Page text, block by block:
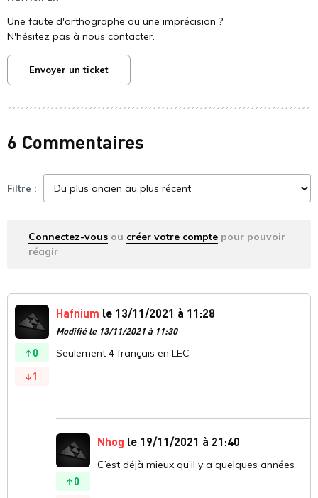
Une faute d'orthographe ou une imprécision ?
N'hésitez pas à nous contacter.
Envoyer un ticket
6 Commentaires
Filtre :
Connectez-vous ou créer votre compte pour pouvoir
réagir
0
1
Hafnium le 13/11/2021 à 11:28
Modifié le 13/11/2021 à 11:30
Seulement 4 français en LEC
0
Nhog le 19/11/2021 à 21:40
C’est déjà mieux qu’il y a quelques années